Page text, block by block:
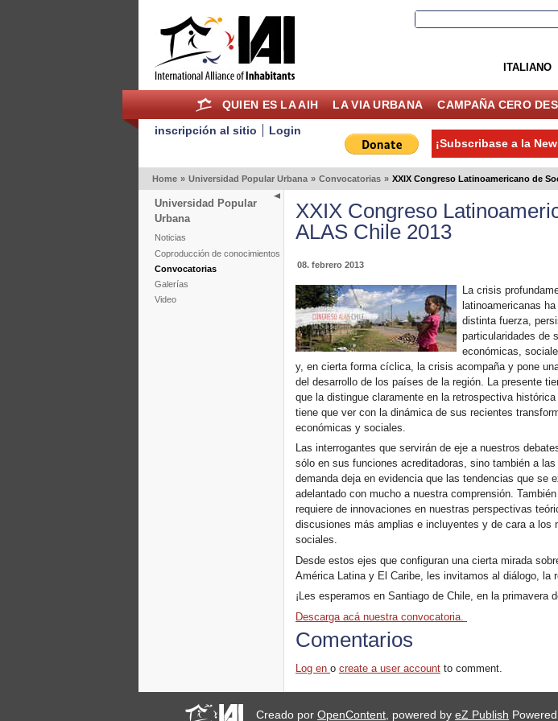
ITALIANO
QUIEN ES LA AIH LA VIA URBANA CAMPAÑA CERO
inscripción al sitio
Login
¡Subscribase a la
Home » Universidad Popular Urbana » Convocatorias » XXIX Congreso Latinoamericano de
Universidad Popular
Urbana
Noticias
Coproducción de conocimientos
Convocatorias
Galerías
Video
XXIX Congreso
ALAS Chile 2013
08. febrero 2013
La crisis
latinoamericanas
distinta fuerza,
particularidades de
económicas,
y, en cierta forma cíclica, la crisis acompaña y pone
del desarrollo de los países de la región. La presente
que la distingue claramente en la retrospectiva
tiene que ver con la dinámica de sus recientes
económicas y sociales.
Las interrogantes que servirán de eje a nuestros
sólo en sus funciones acreditadoras, sino también a
demanda deja en evidencia que las tendencias que se
adelantado con mucho a nuestra comprensión.
requiere de innovaciones en nuestras perspectivas
discusiones más amplias e incluyentes y de cara a los
sociales.
Desde estos ejes que configuran una cierta mirada
América Latina y El Caribe, les invitamos al diálogo, la
¡Les esperamos en Santiago de Chile, en la primavera
Descarga acá nuestra convocatoria.
Comentarios
Log enocreate a user account to comment.
Creado porOpenContent , powered byeZ Publish